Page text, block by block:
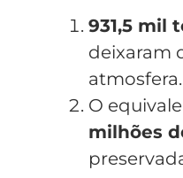
931,5 mil
deixaram
atmosfera.
O
milhões